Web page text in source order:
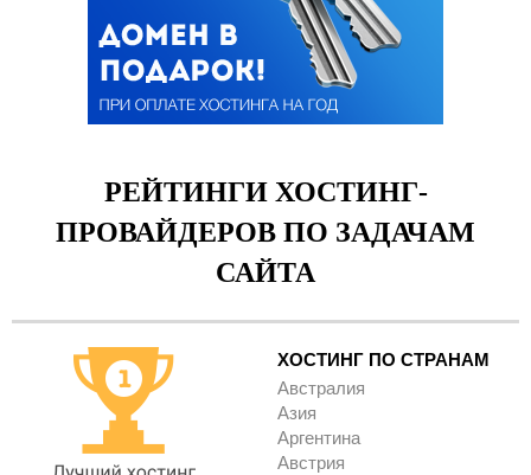
РЕЙТИНГИ ХОСТИНГ-
ПРОВАЙДЕРОВ ПО ЗАДАЧАМ
САЙТА
ХОСТИНГ ПО СТРАНАМ
Австралия
Азия
Аргентина
Австрия